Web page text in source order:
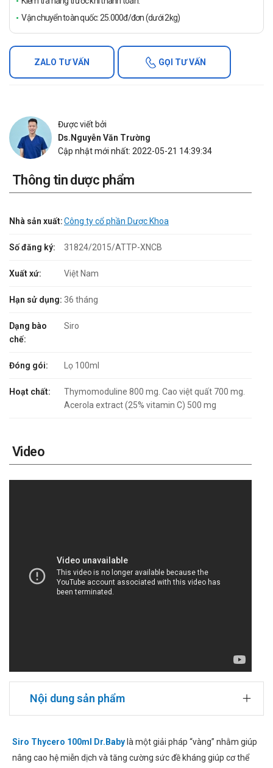
Vận chuyển toàn quốc: 25.000đ/đơn (dưới 2kg)
ZALO TƯ VẤN GỌI TƯ VẤN
Được viết bởi
Ds.Nguyễn Văn Trường
Cập nhật mới nhất: 2022-05-21 14:39:34
Thông tin dược phẩm
Nhà sản xuất:Công ty cổ phần Dược Khoa
Số đăng ký: 31824/2015/ATTP-XNCB
Xuất xứ: Việt Nam
Hạn sử dụng: 36 tháng
Dạng bào
chế:
Siro
Đóng gói: Lọ 100ml
Hoạt chất:
Thymomoduline 800 mg. Cao việt quất 700 mg.
Acerola extract (25% vitamin C) 500 mg
Video
Nội dung sản phẩm
Siro Thycero 100ml Dr.Baby là một giải pháp “vàng” nhằm giúp
nâng cao hệ miễn dịch và tăng cường sức đề kháng giúp cơ thể